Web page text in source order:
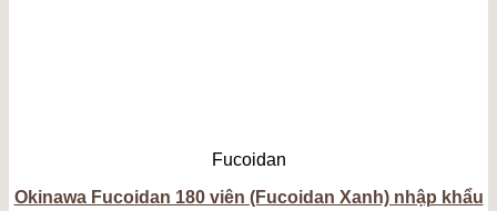
Fucoidan
Okinawa Fucoidan 180 viên (Fucoidan Xanh) nhập khẩu